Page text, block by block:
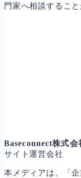
門家へ相談するこ
Baseconnect株式会
サイト運営会社
本メディアは、「